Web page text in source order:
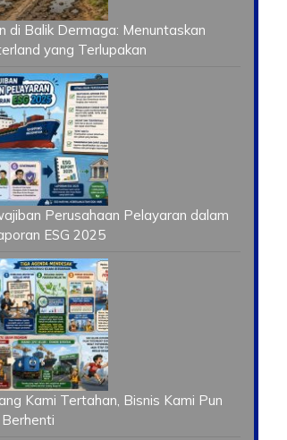
di Balik Dermaga: Menuntaskan
yang Terlupakan
Perusahaan Pelayaran dalam
ESG 2025
Kami Tertahan, Bisnis Kami Pun
Berhenti